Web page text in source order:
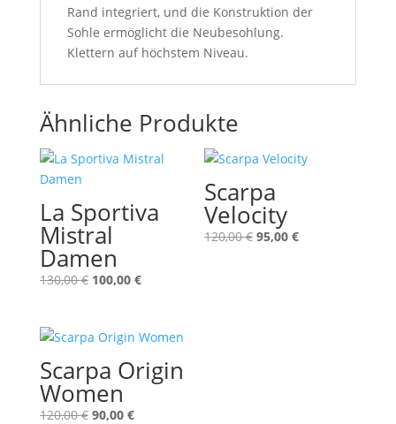
Rand integriert, und die Konstruktion der
Sohle ermöglicht die Neubesohlung.
Klettern auf höchstem Niveau.
Ähnliche Produkte
La Sportiva
Mistral
Damen
130,00€ Ursprünglicher
130,00 €
100,00 €Aktueller
100,00 €.
Scarpa
Velocity
120,00€ Ursprünglicher
95,00€Aktueller
Scarpa Origin
Women
120,00€ Ursprünglicher
90,00 €Aktueller